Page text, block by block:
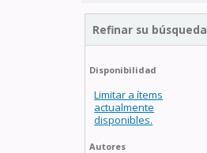
Refinar su búsqueda
Disponibilidad
Limitar a ítems
actualmente
disponibles.
Autores